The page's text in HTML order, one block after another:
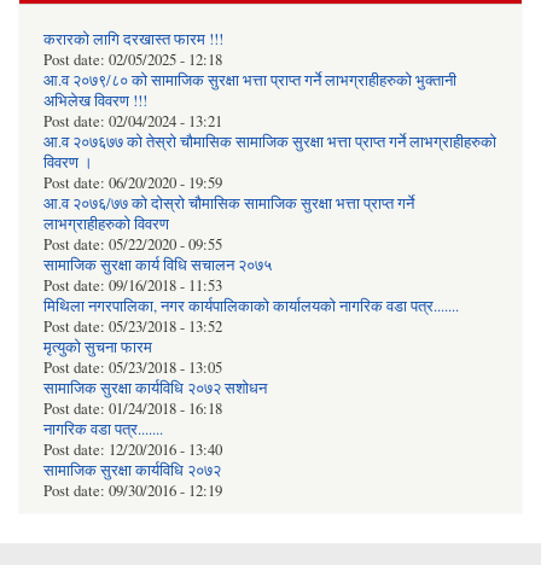
करारको लागि दरखास्त फारम !!!
Post date: 02/05/2025 - 12:18
आ.व २०७९/८० को सामाजिक सुरक्षा भत्ता प्राप्त गर्ने लाभग्राहीहरुको भुक्तानी
अभिलेख विवरण !!!
Post date: 02/04/2024 - 13:21
आ.व २०७६७७ को तेस्रो चौमासिक सामाजिक सुरक्षा भत्ता प्राप्त गर्ने लाभग्राहीहरुको
विवरण ।
Post date: 06/20/2020 - 19:59
आ.व २०७६/७७ को दोस्रो चौमासिक सामाजिक सुरक्षा भत्ता प्राप्त गर्ने
लाभग्राहीहरुको विवरण
Post date: 05/22/2020 - 09:55
सामाजिक सुरक्षा कार्य विधि स‌चालन २०७५
Post date: 09/16/2018 - 11:53
मिथिला नगरपालिका, नगर कार्यपालिकाको कार्यालयकाे नागरिक वडा पत्र.......
Post date: 05/23/2018 - 13:52
मृत्युको सुचना फारम
Post date: 05/23/2018 - 13:05
सामाजिक सुरक्षा कार्यविधि २०७२ स‌शाेधन
Post date: 01/24/2018 - 16:18
नागरिक वडा पत्र.......
Post date: 12/20/2016 - 13:40
सामाजिक सुरक्षा कार्यविधि २०७२
Post date: 09/30/2016 - 12:19